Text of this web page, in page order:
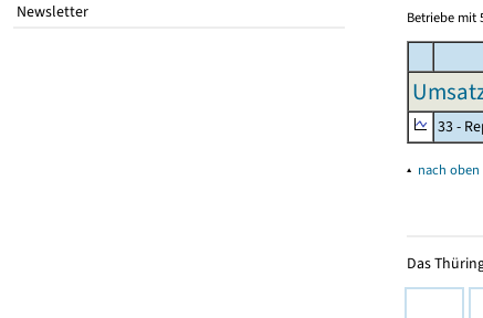
Newsletter
Betriebe mit
33 -
▴ nach oben
Das